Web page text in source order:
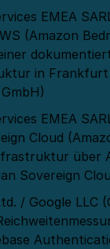
EMEA
(Amazon
in Frankfurt
EMEA
Cloud
über
Sovereign
/ Google LLC